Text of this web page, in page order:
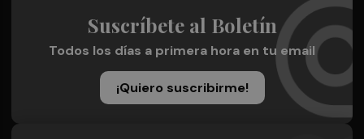
Suscríbete al Boletín
Todos los días a primera hora en tu email
¡Quiero suscribirme!